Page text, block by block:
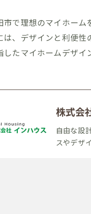
市で理想のマイホー
は、デザインと利便
したマイホームデザイ
株式会
自由な設
スやデザ